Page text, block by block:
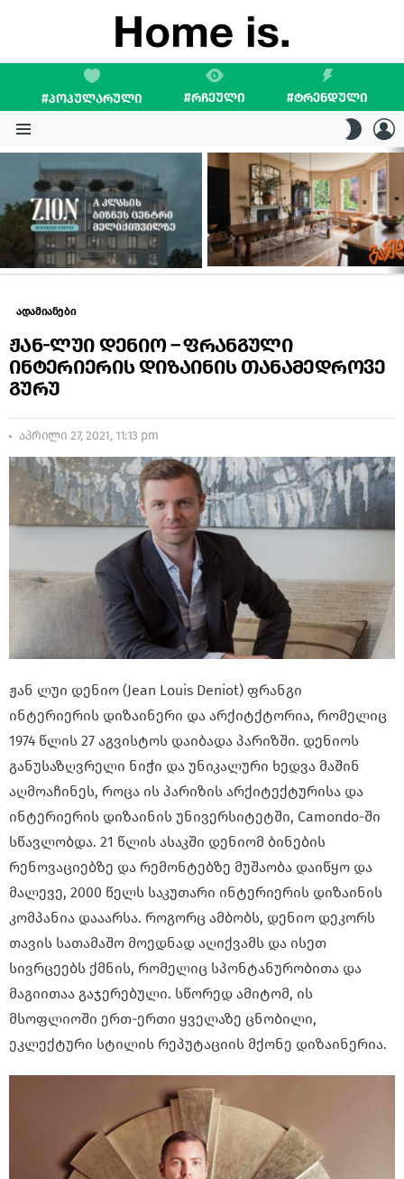
#ᲞᲝᲞᲣᲚᲐᲠᲣᲚᲘ #ᲠᲩᲔᲣᲚᲘ #ᲢᲠᲔᲜᲓᲣᲚᲘ
SKIN
STORIES
ადამიანები
ჟან-ლუი დენიო – ფრანგული
ინტერიერის დიზაინის თანამედროვე
გურუ
აპრილი 27, 2021, 11:13 pm
ჟან ლუი დენიო (Jean Louis Deniot) ფრანგი
ინტერიერის დიზაინერი და არქიტქტორია, რომელიც
1974 წლის 27 აგვისტოს დაიბადა პარიზში. დენიოს
განუსაზღვრელი ნიჭი და უნიკალური ხედვა მაშინ
აღმოაჩინეს, როცა ის პარიზის არქიტექტურისა და
ინტერიერის დიზაინის უნივერსიტეტში, Camondo-ში
სწავლობდა. 21 წლის ასაკში დენიომ ბინების
რენოვაციებზე და რემონტებზე მუშაობა დაიწყო და
მალევე, 2000 წელს საკუთარი ინტერიერის დიზაინის
კომპანია დააარსა. როგორც ამბობს, დენიო დეკორს
თავის სათამაშო მოედნად აღიქვამს და ისეთ
სივრცეებს ქმნის, რომელიც სპონტანურობითა და
მაგიითაა გაჯერებული. სწორედ ამიტომ, ის
მსოფლიოში ერთ-ერთი ყველაზე ცნობილი,
ეკლექტური სტილის რეპუტაციის მქონე დიზაინერია.